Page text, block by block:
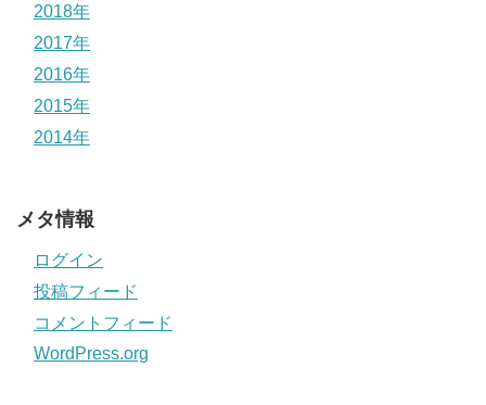
2018年
2017年
2016年
2015年
2014年
メタ情報
ログイン
投稿フィード
コメントフィード
WordPress.org